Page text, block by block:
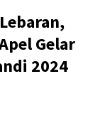
Gelar
2024